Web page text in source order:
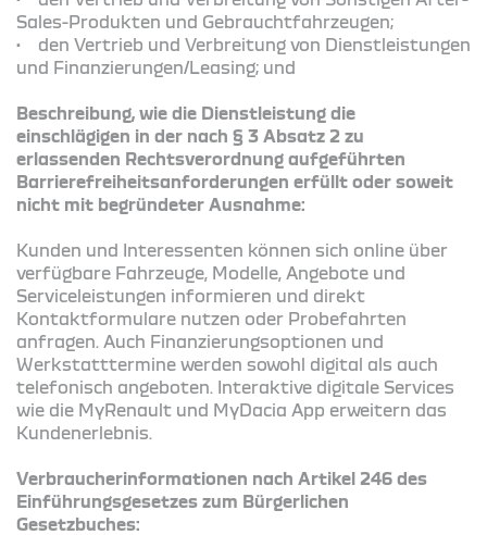
Sales-Produkten und Gebrauchtfahrzeugen;
• den Vertrieb und Verbreitung von Dienstleistungen
und Finanzierungen/Leasing; und
Beschreibung, wie die Dienstleistung die
einschlägigen in der nach § 3 Absatz 2 zu
erlassenden Rechtsverordnung aufgeführten
Barrierefreiheitsanforderungen erfüllt oder soweit
nicht mit begründeter Ausnahme:
Kunden und Interessenten können sich online über
verfügbare Fahrzeuge, Modelle, Angebote und
Serviceleistungen informieren und direkt
Kontaktformulare nutzen oder Probefahrten
anfragen. Auch Finanzierungsoptionen und
Werkstatttermine werden sowohl digital als auch
telefonisch angeboten. Interaktive digitale Services
wie die MyRenault und MyDacia App erweitern das
Kundenerlebnis.
Verbraucherinformationen nach Artikel 246 des
Einführungsgesetzes zum Bürgerlichen
Gesetzbuches: